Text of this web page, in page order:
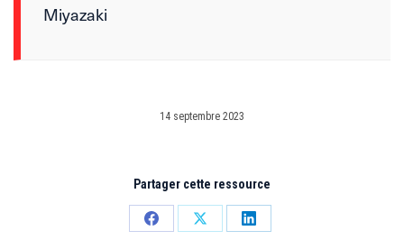
Miyazaki
14 septembre 2023
Partager cette ressource
PartagerPartagerPartager